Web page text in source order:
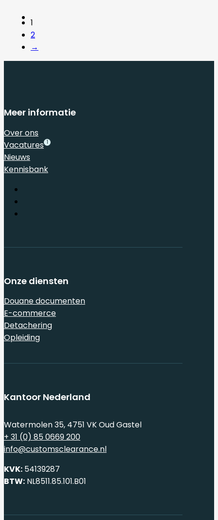
1
2
→
Meer informatie
Over ons
Vacatures 1
Nieuws
Kennisbank
Onze diensten
Douane documenten
E-commerce
Detachering
Opleiding
Kantoor Nederland
Watermolen 35, 4751 VK Oud Gastel
+ 31 (0) 85 0669 200
info@customsclearance.nl
KVK: 54139287
BTW: NL8511.85.101.B01